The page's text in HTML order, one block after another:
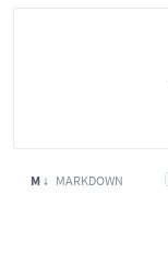
M ↓ MARKDOWN